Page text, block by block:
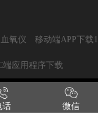
血氧仪 移动端APP下载1
端应用程序下载
永康电子科技有限公司
话 微信